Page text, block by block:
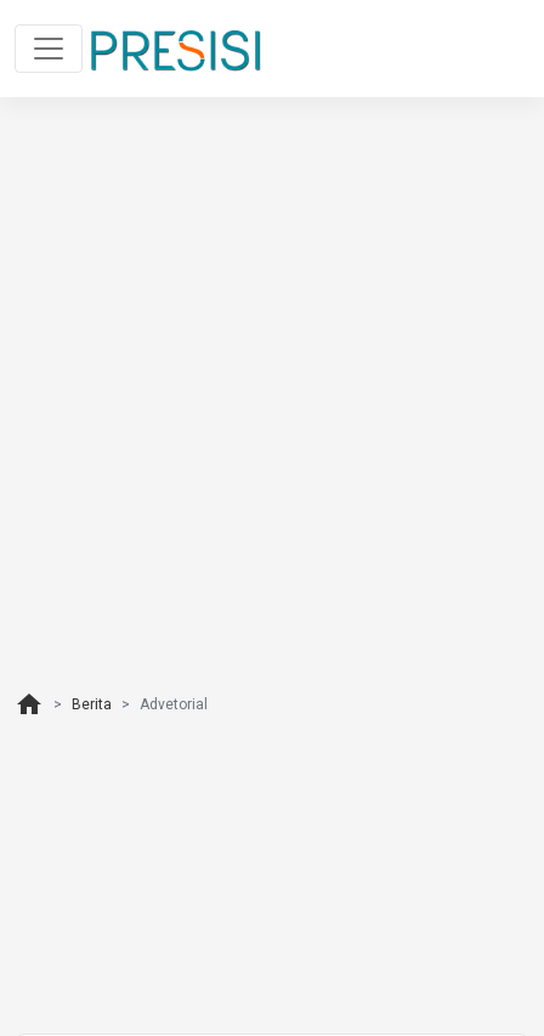
home Berita Advetorial